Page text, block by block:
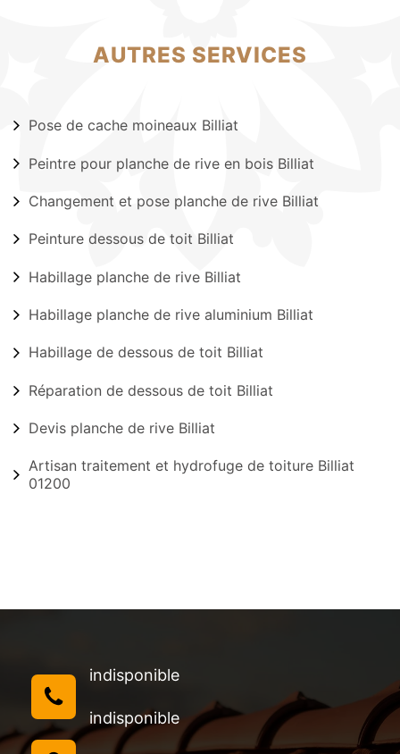
AUTRES SERVICES
Pose de cache moineaux Billiat
Peintre pour planche de rive en bois Billiat
Changement et pose planche de rive Billiat
Peinture dessous de toit Billiat
Habillage planche de rive Billiat
Habillage planche de rive aluminium Billiat
Habillage de dessous de toit Billiat
Réparation de dessous de toit Billiat
Devis planche de rive Billiat
Artisan traitement et hydrofuge de toiture Billiat
01200
indisponible
indisponible